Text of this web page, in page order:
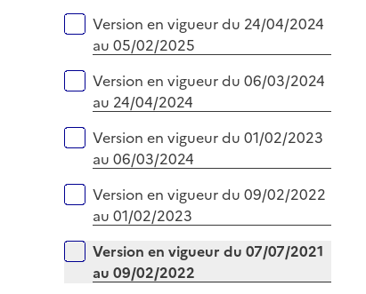
Version en vigueur du 24/04/2024
au 05/02/2025
Version en vigueur du 06/03/2024
au 24/04/2024
Version en vigueur du 01/02/2023
au 06/03/2024
Version en vigueur du 09/02/2022
au 01/02/2023
Version en vigueur du 07/07/2021
au 09/02/2022